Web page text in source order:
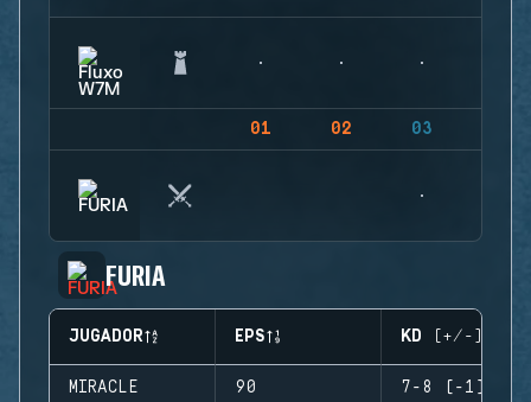
01 02 03
FURIA
JUGADOR EPS KD (+/-)
MIRACLE 90 7-8 (-1)